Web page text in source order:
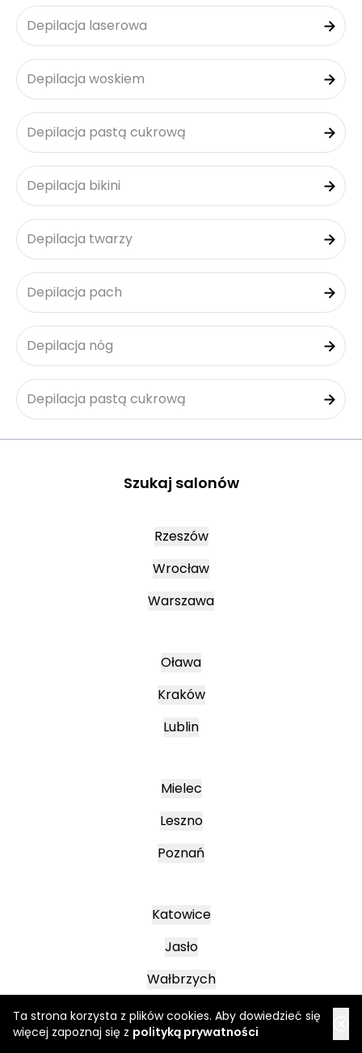
Ta strona korzysta z plików cookies. Aby dowiedzieć się
więcej zapoznaj się z polityką prywatności
Depilacja laserowa
Depilacja woskiem
Depilacja pastą cukrową
Depilacja bikini
Depilacja twarzy
Depilacja pach
Depilacja nóg
Depilacja pastą cukrową
Szukaj salonów
Rzeszów
Wrocław
Warszawa
Oława
Kraków
Lublin
Mielec
Leszno
Poznań
Katowice
Jasło
Wałbrzych